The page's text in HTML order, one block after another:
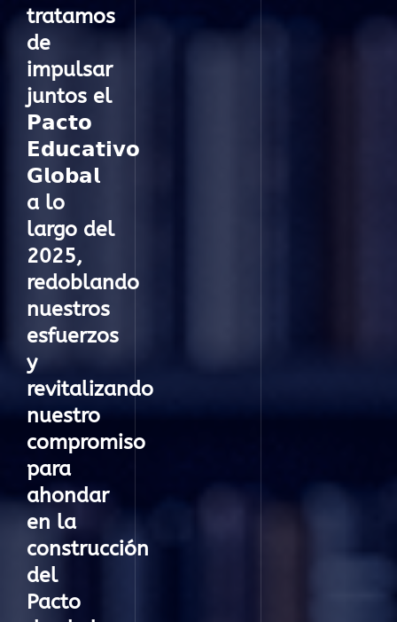
tratamos
de
impulsar
juntos el
𝗣𝗮𝗰𝘁𝗼
𝗘𝗱𝘂𝗰𝗮𝘁𝗶𝘃𝗼
𝗚𝗹𝗼𝗯𝗮𝗹
a lo
largo del
2025,
redoblando
nuestros
esfuerzos
y
revitalizando
nuestro
compromiso
para
ahondar
en la
construcción
del
Pacto